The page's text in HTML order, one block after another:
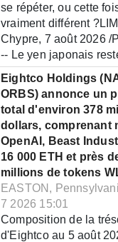
se répéter, ou cette
vraiment différent
Chypre, 7 août 2026 /
-- Le yen japonais
Eightco Holdings
ORBS) annonce un
total d'environ 378
dollars, comprenant
OpenAI, Beast
16 000 ETH et près
millions de tokens
EASTON,
7 2026 15:01
Composition de la
d'Eightco au 5 août